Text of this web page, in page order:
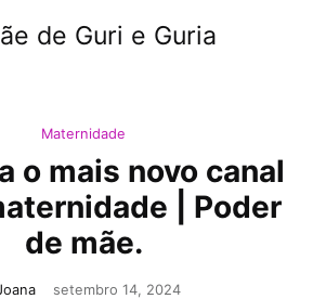
de Guri e Guria
Maternidade
o mais novo canal
| Poder
de mãe.
setembro 14, 2024